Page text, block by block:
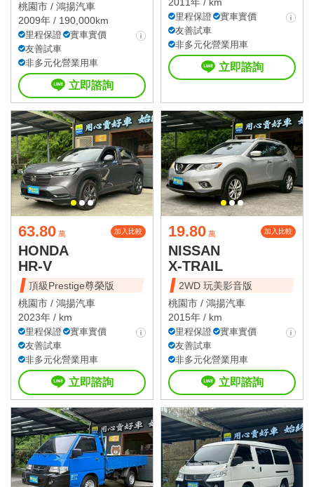
桃園市 / 鴻揚汽車
2009年 / 190,000km
里程保證
實車實價
友善試車
非多元化營業用車
立即諮詢
里程保證
實車實價
友善試車
非多元化營業用車
立即諮詢
63.80 萬 加入比較
HONDA
HR-V
頂級Prestige尊榮版
桃園市 / 鴻揚汽車
2023年 / km
里程保證
實車實價
友善試車
非多元化營業用車
立即諮詢
19.80 萬 加入比較
NISSAN
X-TRAIL
2WD 玩美影音版
桃園市 / 鴻揚汽車
2015年 / km
里程保證
實車實價
友善試車
非多元化營業用車
立即諮詢